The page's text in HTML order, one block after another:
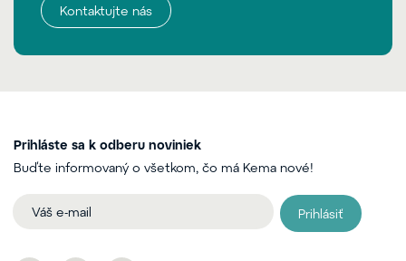
Kontaktujte nás
Prihláste sa k odberu noviniek
Buďte informovaný o všetkom, čo má Kema nové!
Prihlásiť